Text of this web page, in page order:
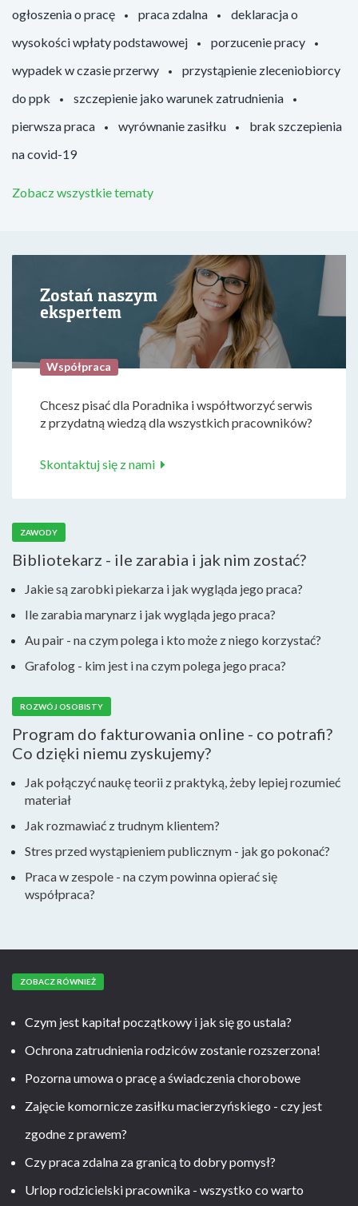
ogłoszenia o pracę praca zdalna
deklaracja o
wysokości wpłaty podstawowej
porzucenie pracy
wypadek w czasie przerwy
przystąpienie zleceniobiorcy
do ppk
szczepienie jako warunek zatrudnienia
pierwsza praca
wyrównanie zasiłku
brak szczepienia
na covid-19
Zobacz wszystkie tematy
Zostań naszym
ekspertem
Współpraca
Chcesz pisać dla Poradnika i współtworzyć serwis
z przydatną wiedzą dla wszystkich pracowników?
Skontaktuj się z nami
ZAWODY
Bibliotekarz - ile zarabia i jak nim zostać?
Jakie są zarobki piekarza i jak wygląda jego praca?
Ile zarabia marynarz i jak wygląda jego praca?
Au pair - na czym polega i kto może z niego korzystać?
Grafolog - kim jest i na czym polega jego praca?
ROZWÓJ OSOBISTY
Program do fakturowania online - co potrafi?
Co dzięki niemu zyskujemy?
Jak połączyć naukę teorii z praktyką, żeby lepiej rozumieć
materiał
Jak rozmawiać z trudnym klientem?
Stres przed wystąpieniem publicznym - jak go pokonać?
Praca w zespole - na czym powinna opierać się
współpraca?
ZOBACZ RÓWNIEŻ
Czym jest kapitał początkowy i jak się go ustala?
Ochrona zatrudnienia rodziców zostanie rozszerzona!
Pozorna umowa o pracę a świadczenia chorobowe
Zajęcie komornicze zasiłku macierzyńskiego - czy jest
zgodne z prawem?
Czy praca zdalna za granicą to dobry pomysł?
Urlop rodzicielski pracownika - wszystko co warto